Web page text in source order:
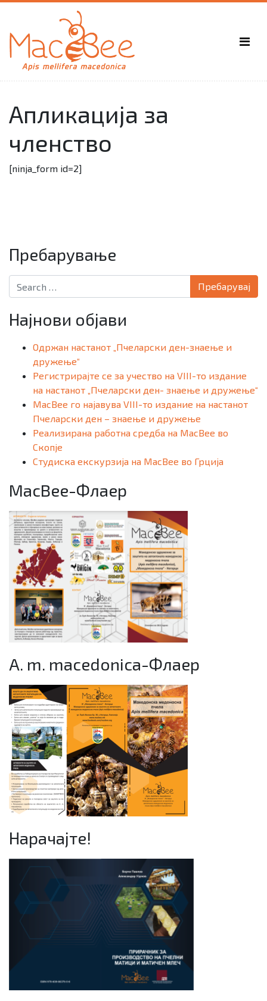
Апликација за
членство
[ninja_form id=2]
Пребарување
Search for:
Најнови објави
Одржан настанот „Пчеларски ден-знаење и
дружење“
Регистрирајте се за учество на VIII-то издание
на настанот „Пчеларски ден- знаење и дружење“
MacBee го најавува VIII-то издание на настанот
Пчеларски ден – знаење и дружење
Реализирана работна средба на MacBee во
Скопје
Студиска екскурзија на MacBee во Грција
MacBee-Флаер
A. m. macedonica-Флаер
Нарачајте!